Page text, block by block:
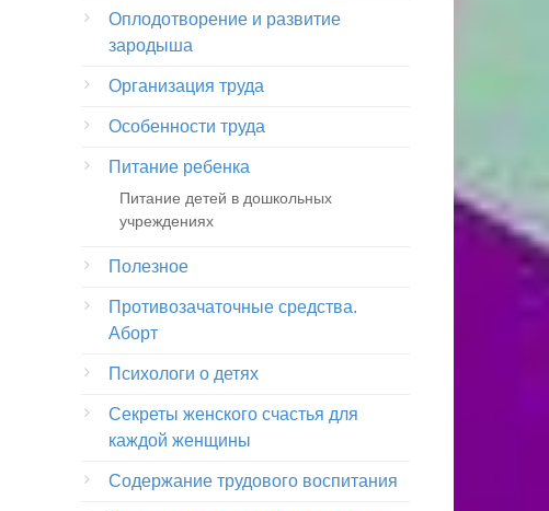
Оплодотворение и развитие
зародыша
Организация труда
Особенности труда
Питание ребенка
Питание детей в дошкольных
учреждениях
Полезное
Противозачаточные средства.
Аборт
Психологи о детях
Секреты женского счастья для
каждой женщины
Содержание трудового воспитания